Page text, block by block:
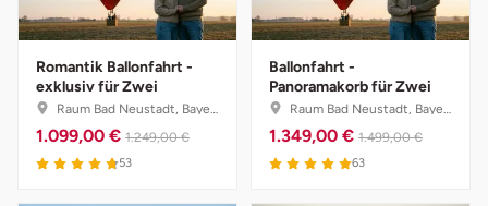
Romantik Ballonfahrt -
exklusiv für Zwei
Raum Bad Neustadt, Bayern
1.099,00 € 1.249,00 €
53
Ballonfahrt -
Panoramakorb für Zwei
Raum Bad Neustadt, Bayern
1.349,00 € 1.499,00 €
63